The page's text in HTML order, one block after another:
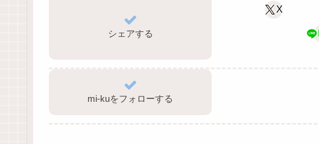
シェアする
X
mi-kuをフォローする